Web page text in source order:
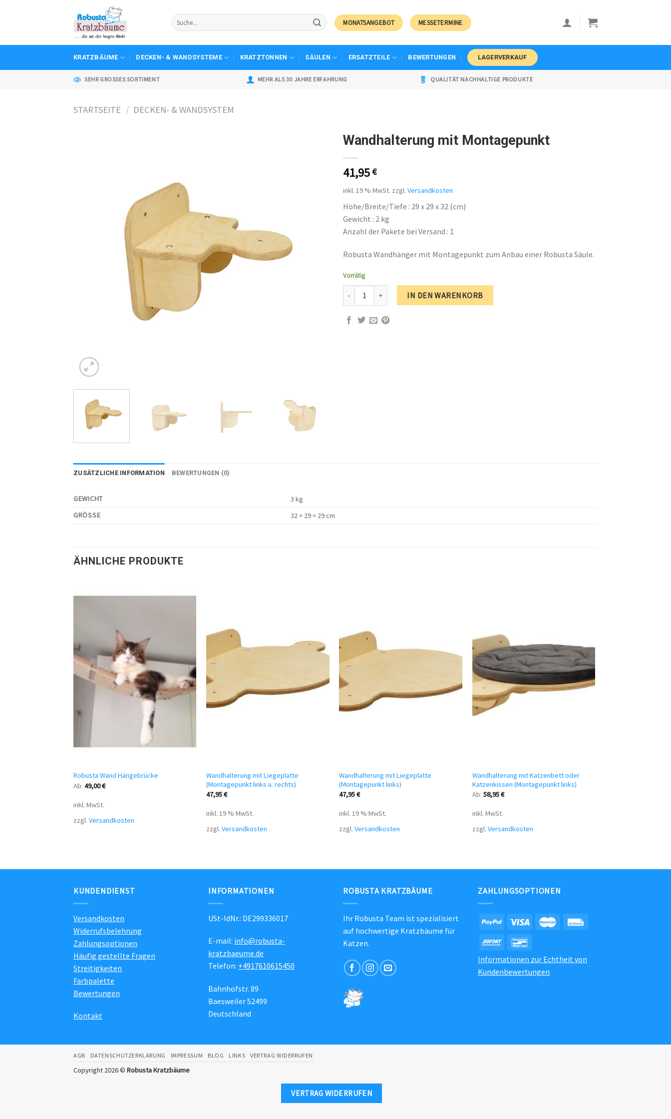
MONATSANGEBOT MESSETERMINE
KRATZBÄUME DECKEN- & WANDSYSTEME KRATZTONNEN SÄULEN ERSATZTEILE BEWERTUNGEN LAGERVERKAUF
SEHR GROSSES SORTIMENT MEHR ALS 30 JAHRE ERFAHRUNG QUALITÄT NACHHALTIGE PRODUKTE
STARTSEITE / DECKEN- & WANDSYSTEM
Wandhalterung mit Montagepunkt
41,95 €
inkl. 19 % MwSt. zzgl. Versandkosten
Höhe/Breite/Tiefe : 29 x 29 x 32 (cm)
Gewicht : 2 kg
Anzahl der Pakete bei Versand : 1
Robusta Wandhänger mit Montagepunkt zum Anbau einer Robusta Säule.
Vorrätig
Wandhalterung mit Montagepunkt Menge
IN DEN WARENKORB
ZUSÄTZLICHE INFORMATION BEWERTUNGEN (0)
GEWICHT
3 kg
GRÖSSE
32 × 29 × 29 cm
ÄHNLICHE PRODUKTE
Robusta Wand Hängebrücke
Ab: 49,00€
inkl. MwSt.
zzgl. Versandkosten
Wandhalterung mit Liegeplatte
(Montagepunkt links u. rechts)
47,95€
inkl. 19 % MwSt.
zzgl.Versandkosten
Wandhalterung mit Liegeplatte
(Montagepunkt links)
47,95€
inkl. 19 % MwSt.
zzgl.Versandkosten
Wandhalterung mit Katzenbett oder
Katzenkissen (Montagepunkt links)
Ab: 58,95€
inkl. MwSt.
zzgl. Versandkosten
KUNDENDIENST
Versandkosten
Widerrufsbelehrung
Zahlungsoptionen
Häufig gestellte Fragen
Streitigkeiten
Farbpalette
Bewertungen
Kontakt
INFORMATIONEN
USt-IdNr.: DE299336017
E-mail: info@robusta-
kratzbaeume.de
Telefon: +4917610615450
Bahnhofstr. 89
Baesweiler 52499
Deutschland
ROBUSTA KRATZBÄUME
Ihr Robusta Team ist spezialisiert
auf hochwertige Kratzbäume für
Katzen.
ZAHLUNGSOPTIONEN
Informationen zur Echtheit von
Kundenbewertungen
AGB DATENSCHUTZERKLÄRUNG IMPRESSUM BLOG LINKS VERTRAG WIDERRUFEN
Copyright 2026 © Robusta Kratzbäume
VERTRAG WIDERRUFEN